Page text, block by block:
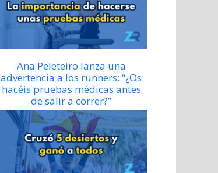
Ana Peleteiro lanza una
advertencia a los runners: “¿Os
hacéis pruebas médicas antes
de salir a correr?”